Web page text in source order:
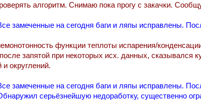
алгоритм. Снимаю пока прогу с закачки.
замеченные на сегодня баги и ляпы исправлены.
функции теплоты испарения/
запятой при некоторых исх. данных, сказывался
и округлений.
замеченные на сегодня баги и ляпы исправлены.
серьёзнейшую недоработку, существенно